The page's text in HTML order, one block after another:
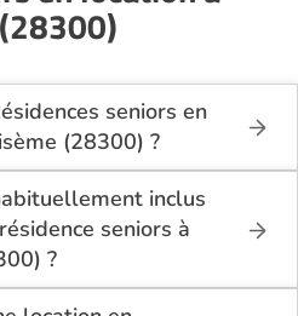
seniors en
(28300) ?
on recense
seniors en location à
inclus
seniors à
?
(28300), la résidence